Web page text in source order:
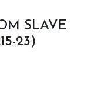
SLAVE
23)